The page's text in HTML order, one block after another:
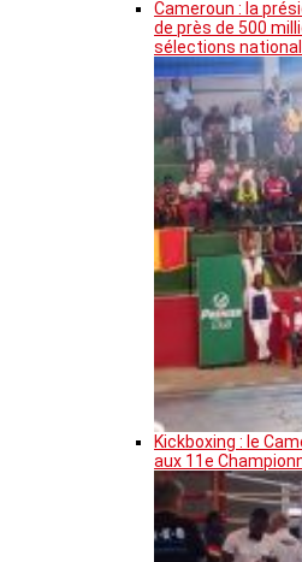
Cameroun : la
de près de 500
sélections
Kickboxing : le
aux 11e